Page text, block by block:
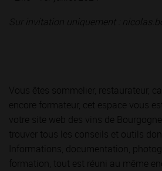
Vous êtes sommelier, restaurateur,
encore formateur, cet espace vous
votre site web des vins de
trouver tous les conseils et outils
Informations, documentation,
formation, tout est réuni au même
Sur invitation uniquement :